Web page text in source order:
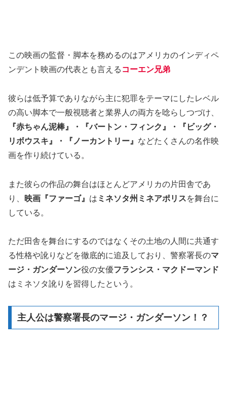
この映画の監督・脚本を務めるのはアメリカのインディペ
ンデント映画の代表とも言える コーエン兄弟
彼らは低予算でありながら主に犯罪をテーマにしたレベル
の高い脚本で一般視聴者と業界人の両方を唸らしつづけ、
『赤ちゃん泥棒』・『バートン・フィンク』・『ビッグ・
リボウスキ』・『ノーカントリー』 などたくさんの名作映
画を作り続けている。
また彼らの作品の舞台はほとんどアメリカの片田舎であ
り、
映画『ファーゴ』 は ミネソタ州ミネアポリスを舞台に
している。
ただ田舎を舞台にするのではなくその土地の人間に共通す
る性格や訛りなどを徹底的に追及しており、警察署長のマ
ージ・ガンダーソン役の女優フランシス・マクドーマンド
はミネソタ訛りを習得したという。
主人公は警察署長のマージ・ガンダーソン！？